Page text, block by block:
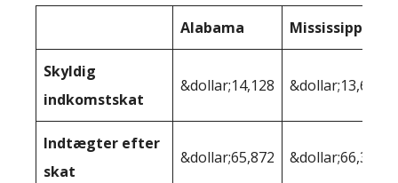
Alabama Mississippi
Skyldig
indkomstskat
&dollar;14,128 &dollar;13,653
Indtægter efter
skat
&dollar;65,872 &dollar;66,347